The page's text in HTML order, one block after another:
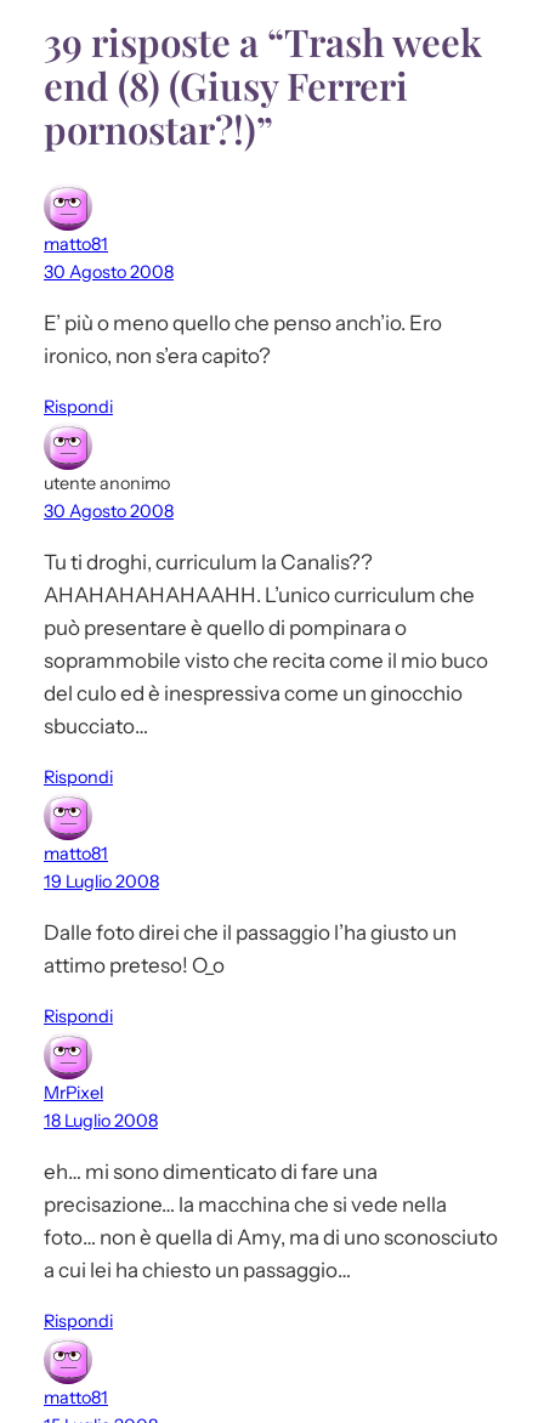
39 risposte a “Trash week
end (8) (Giusy Ferreri
pornostar?!)”
matto81
30 Agosto 2008
E’ più o meno quello che penso anch’io. Ero
ironico, non s’era capito?
Rispondi
utente anonimo
30 Agosto 2008
Tu ti droghi, curriculum la Canalis??
AHAHAHAHAHAAHH. L’unico curriculum che
può presentare è quello di pompinara o
soprammobile visto che recita come il mio buco
del culo ed è inespressiva come un ginocchio
sbucciato…
Rispondi
matto81
19 Luglio 2008
Dalle foto direi che il passaggio l’ha giusto un
attimo preteso! O_o
Rispondi
MrPixel
18 Luglio 2008
eh… mi sono dimenticato di fare una
precisazione… la macchina che si vede nella
foto… non è quella di Amy, ma di uno sconosciuto
a cui lei ha chiesto un passaggio…
Rispondi
matto81